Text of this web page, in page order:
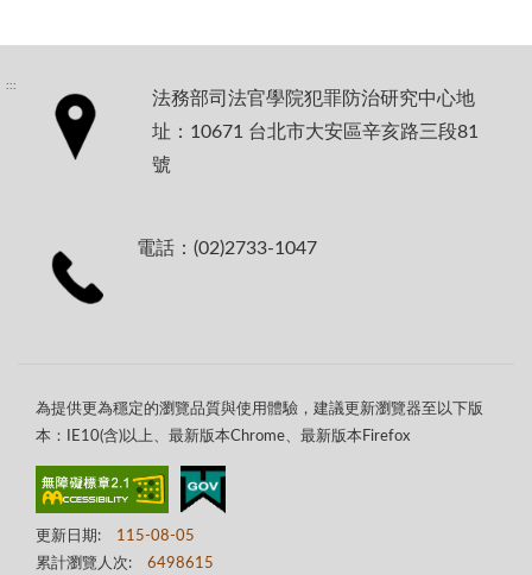
:::
法務部司法官學院犯罪防治研究中心地
址：10671 台北市大安區辛亥路三段81
號
電話：(02)2733-1047
為提供更為穩定的瀏覽品質與使用體驗，建議更新瀏覽器至以下版
本：IE10(含)以上、最新版本Chrome、最新版本Firefox
更新日期:
115-08-05
累計瀏覽人次:
6498615